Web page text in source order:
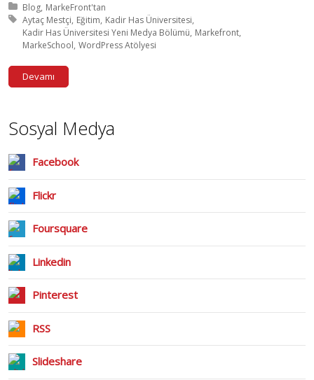
Posted in:
Blog MarkeFront'tan
Tagged with:
Aytaç Mestçi Eğitim Kadir Has Üniversitesi
Kadir Has Üniversitesi Yeni Medya Bölümü Markefront
MarkeSchool WordPress Atölyesi
Devamı
Sosyal Medya
Facebook
Flickr
Foursquare
Linkedin
Pinterest
RSS
Slideshare